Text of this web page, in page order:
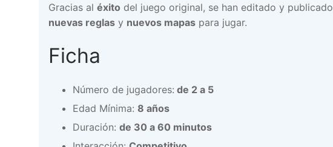
Gracias al éxito del juego original, se han editado y publicado
nuevas reglas y nuevos mapas para jugar.
Ficha
Número de jugadores: de 2 a 5
Edad Mínima: 8 años
Duración: de 30 a 60 minutos